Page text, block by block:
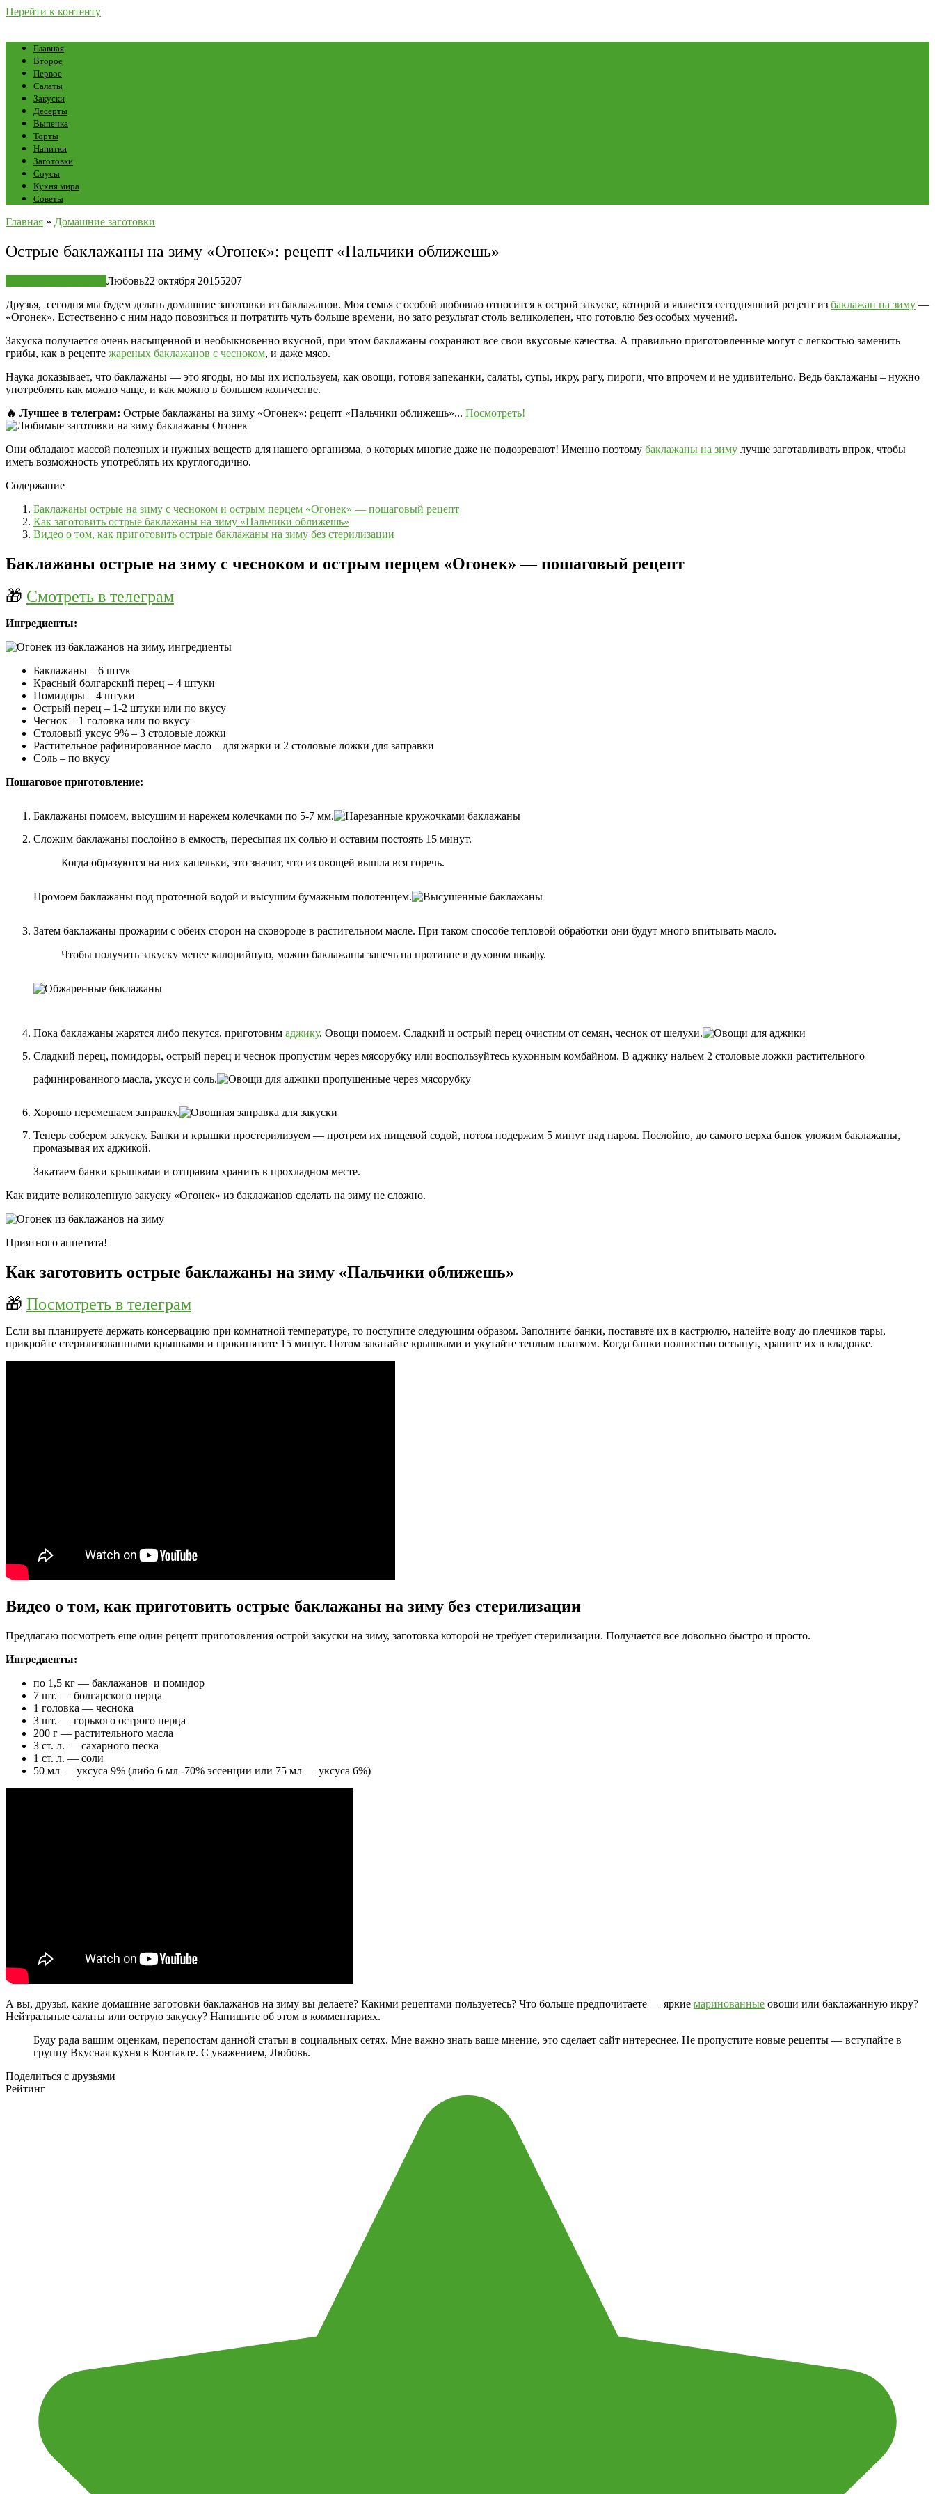
Перейти к контенту
Главная
Второе
Первое
Салаты
Закуски
Десерты
Выпечка
Торты
Напитки
Заготовки
Соусы
Кухня мира
Советы
Главная » Домашние заготовки
Острые баклажаны на зиму «Огонек»: рецепт «Пальчики оближешь»
Любовь22 октября 20155207
Друзья, сегодня мы будем делать домашние заготовки из баклажанов. Моя семья с особой любовью относится к острой закуске, которой и является сегодняшний рецепт из баклажан на зиму —
«Огонек». Естественно с ним надо повозиться и потратить чуть больше времени, но зато результат столь великолепен, что готовлю без особых мучений.
Закуска получается очень насыщенной и необыкновенно вкусной, при этом баклажаны сохраняют все свои вкусовые качества. А правильно приготовленные могут с легкостью заменить
грибы, как в рецепте жареных баклажанов с чесноком, и даже мясо.
Наука доказывает, что баклажаны — это ягоды, но мы их используем, как овощи, готовя запеканки, салаты, супы, икру, рагу, пироги, что впрочем и не удивительно. Ведь баклажаны – нужно
употреблять как можно чаще, и как можно в большем количестве.
🔥 Лучшее в телеграм: Острые баклажаны на зиму «Огонек»: рецепт «Пальчики оближешь»... Посмотреть!
Они обладают массой полезных и нужных веществ для нашего организма, о которых многие даже не подозревают! Именно поэтому баклажаны на зиму лучше заготавливать впрок, чтобы
иметь возможность употреблять их круглогодично.
Содержание
Баклажаны острые на зиму с чесноком и острым перцем «Огонек» — пошаговый рецепт
Как заготовить острые баклажаны на зиму «Пальчики оближешь»
Видео о том, как приготовить острые баклажаны на зиму без стерилизации
Баклажаны острые на зиму с чесноком и острым перцем «Огонек» — пошаговый рецепт
🎁 Смотреть в телеграм
Ингредиенты:
Баклажаны – 6 штук
Красный болгарский перец – 4 штуки
Помидоры – 4 штуки
Острый перец – 1-2 штуки или по вкусу
Чеснок – 1 головка или по вкусу
Столовый уксус 9% – 3 столовые ложки
Растительное рафинированное масло – для жарки и 2 столовые ложки для заправки
Соль – по вкусу
Пошаговое приготовление:
Баклажаны помоем, высушим и нарежем колечками по 5-7 мм.
Сложим баклажаны послойно в емкость, пересыпая их солью и оставим постоять 15 минут.
Когда образуются на них капельки, это значит, что из овощей вышла вся горечь.
Промоем баклажаны под проточной водой и высушим бумажным полотенцем.
Затем баклажаны прожарим с обеих сторон на сковороде в растительном масле. При таком способе тепловой обработки они будут много впитывать масло.
Чтобы получить закуску менее калорийную, можно баклажаны запечь на противне в духовом шкафу.
Пока баклажаны жарятся либо пекутся, приготовим аджику. Овощи помоем. Сладкий и острый перец очистим от семян, чеснок от шелухи.
Сладкий перец, помидоры, острый перец и чеснок пропустим через мясорубку или воспользуйтесь кухонным комбайном. В аджику нальем 2 столовые ложки растительного
рафинированного масла, уксус и соль.
Хорошо перемешаем заправку.
Теперь соберем закуску. Банки и крышки простерилизуем — протрем их пищевой содой, потом подержим 5 минут над паром. Послойно, до самого верха банок уложим баклажаны,
промазывая их аджикой.
Закатаем банки крышками и отправим хранить в прохладном месте.
Как видите великолепную закуску «Огонек» из баклажанов сделать на зиму не сложно.
Приятного аппетита!
Как заготовить острые баклажаны на зиму «Пальчики оближешь»
🎁 Посмотреть в телеграм
Если вы планируете держать консервацию при комнатной температуре, то поступите следующим образом. Заполните банки, поставьте их в кастрюлю, налейте воду до плечиков тары,
прикройте стерилизованными крышками и прокипятите 15 минут. Потом закатайте крышками и укутайте теплым платком. Когда банки полностью остынут, храните их в кладовке.
Видео о том, как приготовить острые баклажаны на зиму без стерилизации
Предлагаю посмотреть еще один рецепт приготовления острой закуски на зиму, заготовка которой не требует стерилизации. Получается все довольно быстро и просто.
Ингредиенты:
по 1,5 кг — баклажанов и помидор
7 шт. — болгарского перца
1 головка — чеснока
3 шт. — горького острого перца
200 г — растительного масла
3 ст. л. — сахарного песка
1 ст. л. — соли
50 мл — уксуса 9% (либо 6 мл -70% эссенции или 75 мл — уксуса 6%)
А вы, друзья, какие домашние заготовки баклажанов на зиму вы делаете? Какими рецептами пользуетесь? Что больше предпочитаете — яркие маринованные овощи или баклажанную икру?
Нейтральные салаты или острую закуску? Напишите об этом в комментариях.
Буду рада вашим оценкам, перепостам данной статьи в социальных сетях. Мне важно знать ваше мнение, это сделает сайт интереснее. Не пропустите новые рецепты — вступайте в
группу Вкусная кухня в Контакте. С уважением, Любовь.
Поделиться с друзьями
Рейтинг